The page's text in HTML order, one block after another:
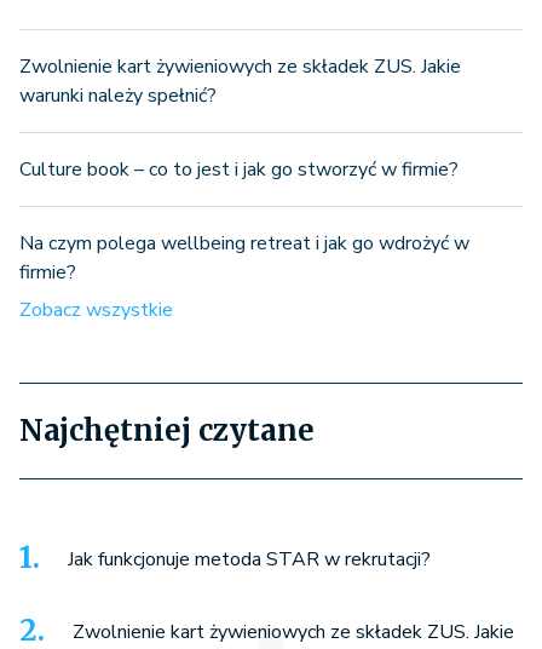
Zwolnienie kart żywieniowych ze składek ZUS. Jakie
warunki należy spełnić?
Culture book – co to jest i jak go stworzyć w firmie?
Na czym polega wellbeing retreat i jak go wdrożyć w
firmie?
Zobacz wszystkie
Najchętniej czytane
Jak funkcjonuje metoda STAR w rekrutacji?
Zwolnienie kart żywieniowych ze składek ZUS. Jakie